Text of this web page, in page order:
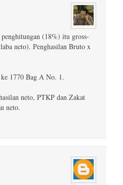
(18%) itu gross-
neto). Penghasilan Bruto x
1770 Bag A No. 1.
neto, PTKP dan Zakat
neto.